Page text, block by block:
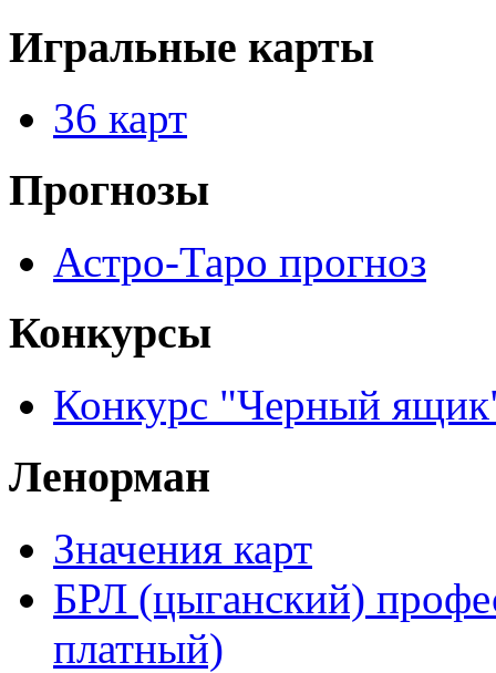
Игральные карты
36 карт
Прогнозы
Астро-Таро прогноз
Конкурсы
Конкурс "Черный
Ленорман
Значения карт
БРЛ (цыганский)
платный)